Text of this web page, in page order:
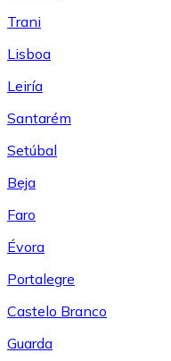
Trani
Lisboa
Leiría
Santarém
Setúbal
Beja
Faro
Évora
Portalegre
Castelo Branco
Guarda